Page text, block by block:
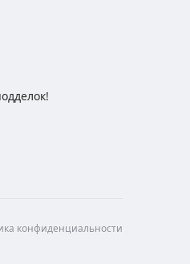
конфиденциальности